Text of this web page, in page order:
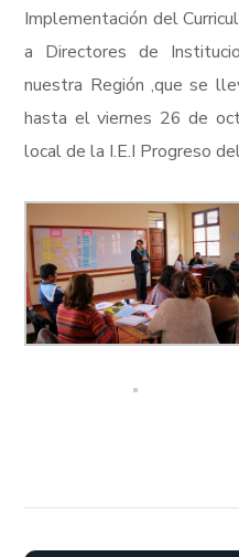
Implementación del
a Directores de
nuestra Región ,que se
hasta el viernes 26 de
local de la I.E.I Progreso